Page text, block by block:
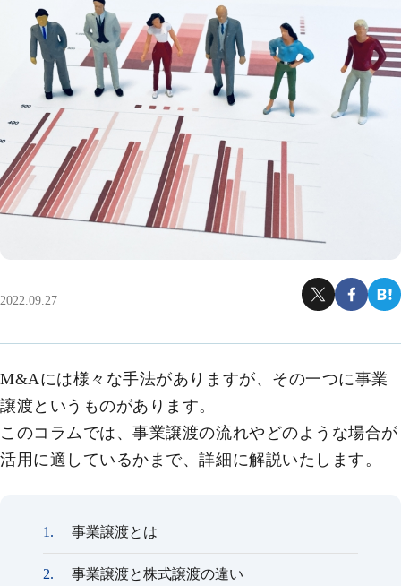
2022.09.27
M&Aには様々な手法がありますが、その一つに事業
譲渡というものがあります。
このコラムでは、事業譲渡の流れやどのような場合が
活用に適しているかまで、詳細に解説いたします。
事業譲渡とは
事業譲渡と株式譲渡の違い